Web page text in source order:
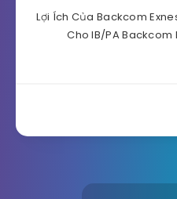
Lợi Ích Của Backcom
Cho IB/PA Backcom